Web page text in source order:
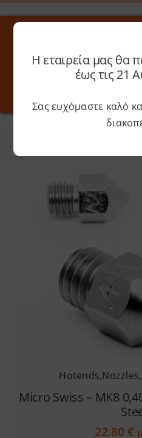
Μετάβαση
στο
Αναζήτηση
Toggle
Online
MICRO SWISS
Hotends,Nozzles,
Micro Swiss – MK8
22.80€
Η εταιρεία μας θα
έως τις 21
Σας ευχόμαστε καλό